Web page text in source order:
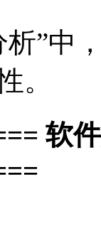
析”中
。
软